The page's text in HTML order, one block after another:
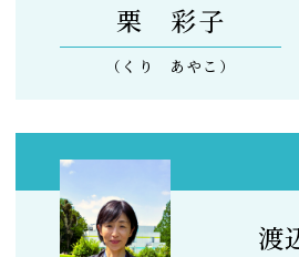
栗 彩子
（くり あやこ）
渡